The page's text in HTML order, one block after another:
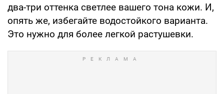
два-три оттенка светлее вашего тона кожи. И,
опять же, избегайте водостойкого варианта.
Это нужно для более легкой растушевки.